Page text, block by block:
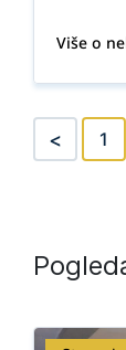
Više o
< 1